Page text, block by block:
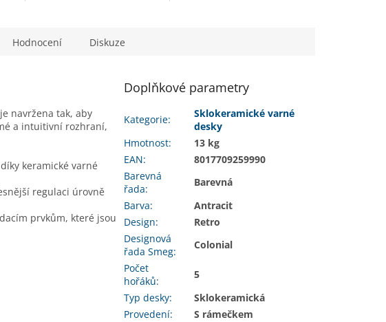
Hodnocení Diskuze
navržena tak, aby
a intuitivní rozhraní,
keramické varné
regulaci úrovně
prvkům, které jsou
Doplňkové parametry
Kategorie:
Sklokeramické varné
desky
Hmotnost:
13 kg
EAN:
8017709259990
Barevná
řada:
Barevná
Barva:
Antracit
Design:
Retro
Designová
řada Smeg:
Colonial
Počet
hořáků:
5
Typ desky:
Sklokeramická
Provedení:
S rámečkem